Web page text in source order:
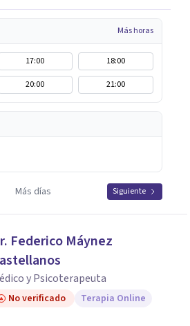
Más horas
17:00
18:00
20:00 21:00
Más días Siguiente
Federico Máynez
y Psicoterapeuta
No verificado Terapia Online